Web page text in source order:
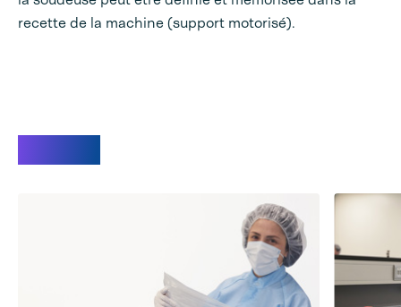
recette de la machine (support motorisé).